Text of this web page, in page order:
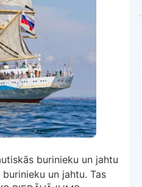
burinieku un jahtu
un jahtu. Tas